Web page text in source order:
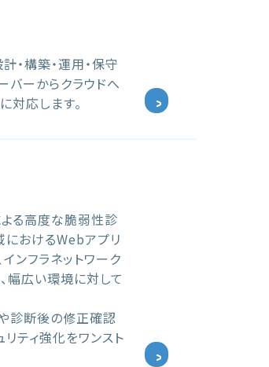
・構築・運用・保守
バーからクラウドへ
対応します。
る高度な脆弱性診
におけるWebアプリ
インフラネットワーク
幅広い環境に対して
や診断後の修正確認
ティ強化をワンスト